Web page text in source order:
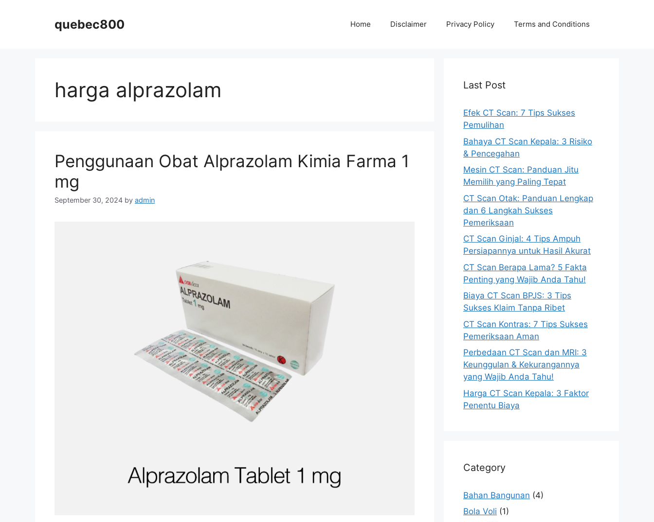
quebec800 Home Disclaimer Privacy Policy Terms and Conditions
harga alprazolam
Penggunaan Obat Alprazolam Kimia Farma 1
mg
September 30, 2024 by admin
Last Post
Efek CT Scan: 7 Tips Sukses
Pemulihan
Bahaya CT Scan Kepala: 3 Risiko
& Pencegahan
Mesin CT Scan: Panduan Jitu
Memilih yang Paling Tepat
CT Scan Otak: Panduan Lengkap
dan 6 Langkah Sukses
Pemeriksaan
CT Scan Ginjal: 4 Tips Ampuh
Persiapannya untuk Hasil Akurat
CT Scan Berapa Lama? 5 Fakta
Penting yang Wajib Anda Tahu!
Biaya CT Scan BPJS: 3 Tips
Sukses Klaim Tanpa Ribet
CT Scan Kontras: 7 Tips Sukses
Pemeriksaan Aman
Perbedaan CT Scan dan MRI: 3
Keunggulan & Kekurangannya
yang Wajib Anda Tahu!
Harga CT Scan Kepala: 3 Faktor
Penentu Biaya
Category
Bahan Bangunan (4)
Bola Voli (1)